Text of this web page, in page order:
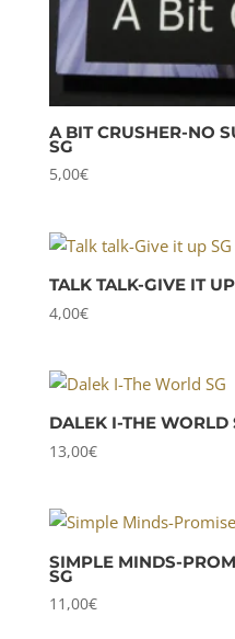
A BIT CRUSHER-NO
SG
5,00€
TALK TALK-GIVE IT
4,00€
DALEK I-THE WORLD
13,00€
SIMPLE MINDS-
SG
11,00€